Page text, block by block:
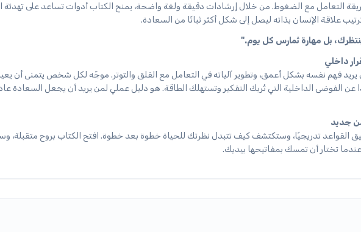
التعامل مع الضغوط. من خلال إرشادات دقيقة ولغة واضحة، يمنح الكتاب أدوات تساعد على تهدئة
علاقة الإنسان بذاته ليصل إلى شكل أكثر ثباتًا من السعادة.
بل مهارة تُمارس كل يوم."
داخلي
فهم نفسه بشكل أعمق، وتطوير آلياته في التعامل مع القلق والتوتر. موجّه لكل شخص يتمنى أن
عن الفوضى الداخلية التي تُربك التفكير وتستهلك الطاقة. هو دليل عملي لمن يريد أن يجعل السعادة
جديد
القواعد تدريجيًا، وستكتشف كيف تتبدل نظرتك للحياة خطوة بعد خطوة. افتح الكتاب بروح متقبلة،
تختار أن تمسك بمفاتيحها بيديك.